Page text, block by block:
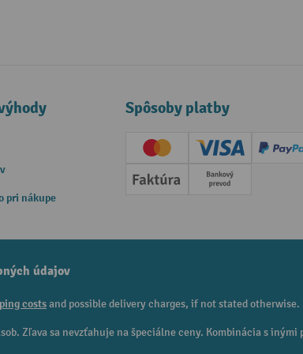
pri nákupe
Spôsoby platby
Creditcard (Master)
Creditcard
Faktúra Predplatba
údajov
costsand possible delivery charges, if not stated otherwise.
Zľava sa nevzťahuje na špeciálne ceny. Kombinácia s